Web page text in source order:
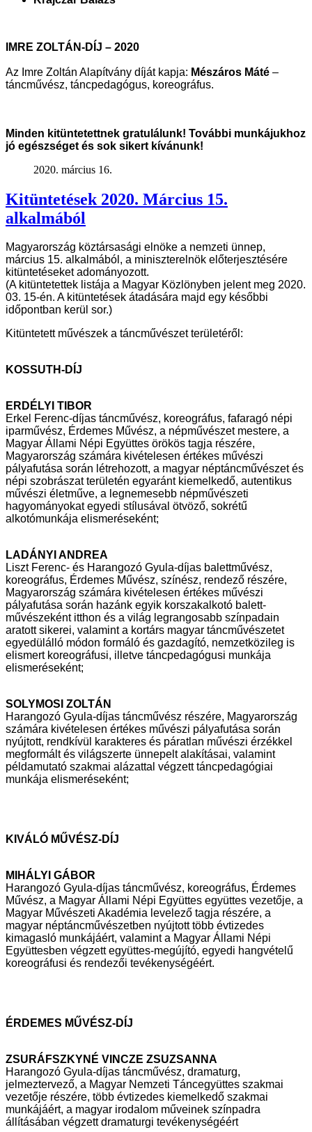
IMRE ZOLTÁN-DÍJ – 2020
Az Imre Zoltán Alapítvány díját kapja: Mészáros Máté –
táncművész, táncpedagógus, koreográfus.
Minden kitüntetettnek gratulálunk! További munkájukhoz
jó egészséget és sok sikert kívánunk!
2020. március 16.
Kitüntetések 2020. Március 15.
alkalmából
Magyarország köztársasági elnöke a nemzeti ünnep,
március 15. alkalmából, a miniszterelnök előterjesztésére
kitüntetéseket adományozott.
(A kitüntetettek listája a Magyar Közlönyben jelent meg 2020.
03. 15-én. A kitüntetések átadására majd egy későbbi
időpontban kerül sor.)
Kitüntetett művészek a táncművészet területéről:
KOSSUTH-DÍJ
ERDÉLYI TIBOR
Erkel Ferenc-díjas táncművész, koreográfus, fafaragó népi
iparművész, Érdemes Művész, a népművészet mestere, a
Magyar Állami Népi Együttes örökös tagja részére,
Magyarország számára kivételesen értékes művészi
pályafutása során létrehozott, a magyar néptáncművészet és
népi szobrászatterületén egyaránt kiemelkedő, autentikus
művészi életműve, a legnemesebb népművészeti
hagyományokat egyedi stílusával ötvöző, sokrétű
alkotómunkája elismeréseként;
LADÁNYI ANDREA
Liszt Ferenc- és Harangozó Gyula-díjas balettművész,
koreográfus, Érdemes Művész, színész, rendező részére,
Magyarország számára kivételesen értékes művészi
pályafutása során hazánk egyik korszakalkotó balett-
művészeként itthon és a világ legrangosabb színpadain
aratott sikerei, valamint a kortárs magyar táncművészetet
egyedülálló módon formáló és gazdagító, nemzetközileg is
elismert koreográfusi, illetve táncpedagógusi munkája
elismeréseként;
SOLYMOSI ZOLTÁN
Harangozó Gyula-díjas táncművész részére, Magyarország
számára kivételesen értékes művészi pályafutása során
nyújtott, rendkívül karakteres és páratlan művészi érzékkel
megformált és világszerte ünnepelt alakításai, valamint
példamutató szakmai alázattal végzett táncpedagógiai
munkája elismeréseként;
KIVÁLÓ MŰVÉSZ-DÍJ
MIHÁLYI GÁBOR
Harangozó Gyula-díjas táncművész, koreográfus, Érdemes
Művész, a Magyar Állami Népi Együttes együttes vezetője, a
Magyar Művészeti Akadémia levelező tagja részére, a
magyar néptáncművészetben nyújtott több évtizedes
kimagasló munkájáért, valamint a Magyar Állami Népi
Együttesben végzettegyüttes-megújító, egyedi hangvételű
koreográfusi és rendezői tevékenységéért.
ÉRDEMES MŰVÉSZ-DÍJ
ZSURÁFSZKYNÉ VINCZE ZSUZSANNA
Harangozó Gyula-díjas táncművész, dramaturg,
jelmeztervező, a Magyar Nemzeti Táncegyüttes szakmai
vezetője részére, több évtizedes kiemelkedő szakmai
munkájáért, a magyar irodalom műveinek színpadra
állításában végzett dramaturgi tevékenységéért